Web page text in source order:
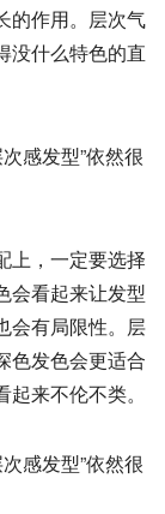
的作用。层次气
没什么特色的直
上，一定要选择
会看起来让发型
会有局限性。层
色发色会更适合
来不伦不类。